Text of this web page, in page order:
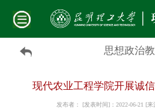
思想政治
现代农业工程学院开展诚
发布者： [发表时间]：2022-06-21 [